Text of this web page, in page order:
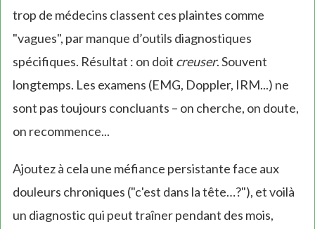
trop de médecins classent ces plaintes comme
"vagues", par manque d’outils diagnostiques
spécifiques. Résultat : on doit creuser. Souvent
longtemps. Les examens (EMG, Doppler, IRM...) ne
sont pas toujours concluants – on cherche, on doute,
on recommence...
Ajoutez à cela une méfiance persistante face aux
douleurs chroniques ("c'est dans la tête…?"), et voilà
un diagnostic qui peut traîner pendant des mois,